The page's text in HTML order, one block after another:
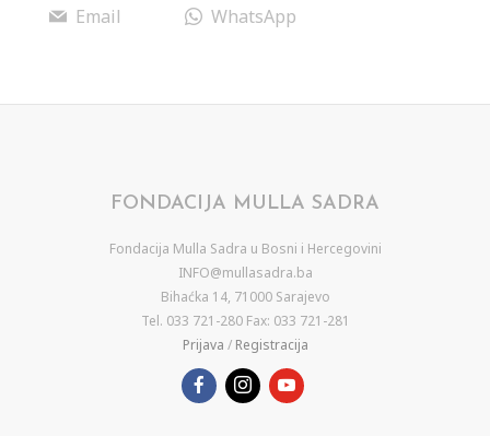
Email WhatsApp
FONDACIJA MULLA SADRA
Fondacija Mulla Sadra u Bosni i Hercegovini
INFO@mullasadra.ba
Bihaćka 14, 71000 Sarajevo
Tel. 033 721-280 Fax: 033 721-281
Prijava / Registracija